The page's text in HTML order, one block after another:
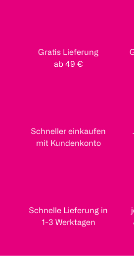
Gratis Lieferung
ab 49 €
Schneller einkaufen
mit Kundenkonto
Schnelle Lieferung in
1-3 Werktagen